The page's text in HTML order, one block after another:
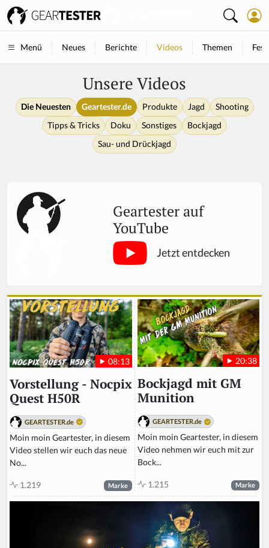
Menü Neues Berichte Videos Themen
Unsere Videos
Die Neuesten Geartester.de Produkte Jagd
Shooting
Tipps & Tricks
Doku Sonstiges
Bockjagd
Sau- und Drückjagd
Geartester auf
YouTube
Jetzt entdecken
08:13
Vorstellung - Nocpix
Quest H50R
GEARTESTER.de
Moin moin Geartester, in diesem
Video stellen wir euch das neue
No...
1.219 Marke
20:38
Bockjagd mit GM
Munition
GEARTESTER.de
Moin moin Geartester, in diesem
Video nehmen wir euch mit zur
Bock...
1.215 Marke